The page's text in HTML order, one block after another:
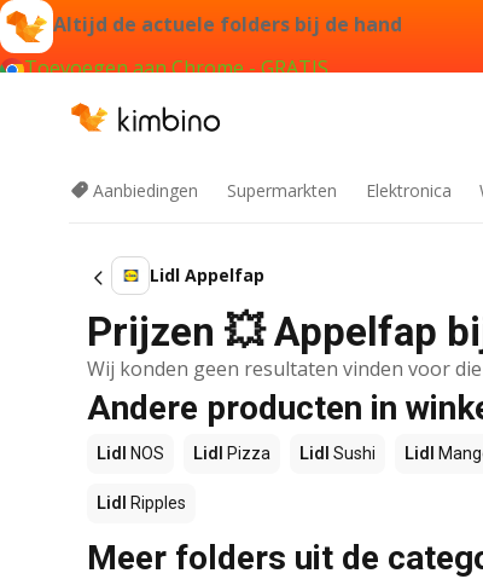
Altijd de actuele folders bij de hand
Toevoegen aan Chrome - GRATIS
Aanbiedingen Supermarkten Elektronica
Lidl Appelfap
Prijzen 💥 Appelfap
Wij konden geen resultaten vinden voor
Andere producten in
Lidl NOS Lidl Pizza Lidl Sushi Lidl
Lidl Ripples
Meer folders uit de